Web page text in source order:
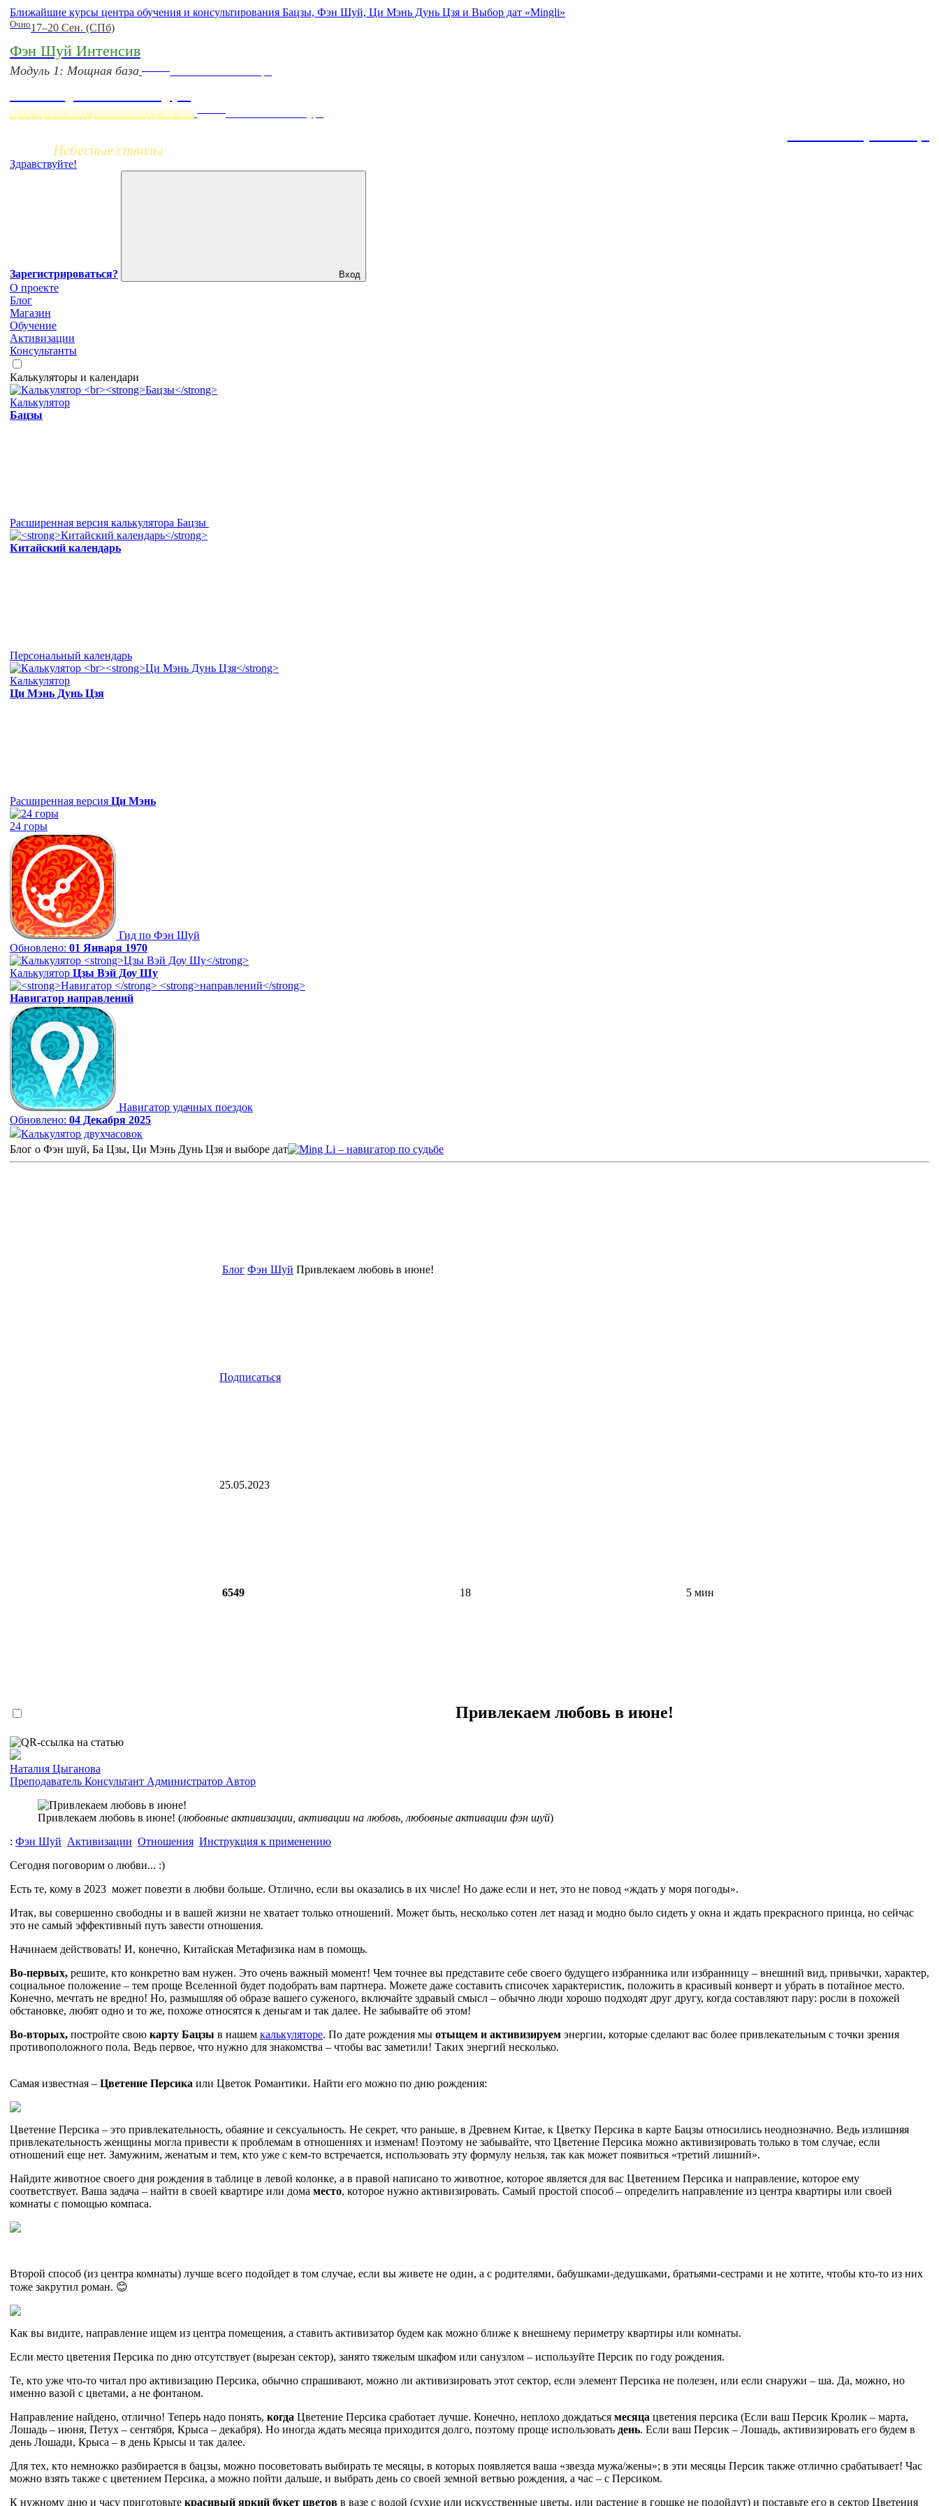
Ближайшие курсы центра обучения и консультирования Бацзы, Фэн Шуй, Ци Мэнь Дунь Цзя и Выбор дат «Mingli»
Очно17–20 Сен. (СПб)
Фэн Шуй Интенсив
Модуль 1: Мощная база
пространство, работающее на вас
Небесные стволы
Здравствуйте!
Зарегистрироваться? Вход
О проекте
Блог
Магазин
Обучение
Активизации
Консультанты
Калькуляторы и календари
Калькулятор
Бацзы
Расширенная версия калькулятора Бацзы
Китайский календарь
Персональный календарь
Калькулятор
Ци Мэнь Дунь Цзя
Расширенная версия Ци Мэнь
24 горы
Гид по Фэн Шуй
Обновлено: 01 Января 1970
Калькулятор Цзы Вэй Доу Шу
Навигатор направлений
Навигатор удачных поездок
Обновлено: 04 Декабря 2025
Калькулятор двухчасовок
Блог о Фэн шуй, Ба Цзы, Ци Мэнь Дунь Цзя и выборе дат
Блог Фэн Шуй Привлекаем любовь в июне!
Подписаться
25.05.2023
6549 18 5 мин
Привлекаем любовь в июне!
Наталия Цыганова
Преподаватель Консультант Администратор Автор
Привлекаем любовь в июне! (любовные активизации, активации на любовь, любовные активации фэн шуй)
: Фэн Шуй Активизации Отношения Инструкция к применению
Сегодня поговорим о любви... :)
Есть те, кому в 2023 может повезти в любви больше. Отлично, если вы оказались в их числе! Но даже если и нет, это не повод «ждать у моря погоды».
Итак, вы совершенно свободны и в вашей жизни не хватает только отношений. Может быть, несколько сотен лет назад и модно было сидеть у окна и ждать прекрасного принца, но сейчас
это не самый эффективный путь завести отношения.
Начинаем действовать! И, конечно, Китайская Метафизика нам в помощь.
Во-первых, решите, кто конкретно вам нужен. Это очень важный момент! Чем точнее вы представите себе своего будущего избранника или избранницу – внешний вид, привычки, характер,
социальное положение – тем проще Вселенной будет подобрать вам партнера. Можете даже составить списочек характеристик, положить в красивый конверт и убрать в потайное место.
Конечно, мечтать не вредно! Но, размышляя об образе вашего суженого, включайте здравый смысл – обычно люди хорошо подходят друг другу, когда составляют пару: росли в похожей
обстановке, любят одно и то же, похоже относятся к деньгам и так далее. Не забывайте об этом!
Во-вторых, постройте свою карту Бацзы в нашем калькуляторе. По дате рождения мы отыщем и активизируем энергии, которые сделают вас более привлекательным с точки зрения
противоположного пола. Ведь первое, что нужно для знакомства – чтобы вас заметили! Таких энергий несколько.
Самая известная – Цветение Персика или Цветок Романтики. Найти его можно по дню рождения:
Цветение Персика – это привлекательность, обаяние и сексуальность. Не секрет, что раньше, в Древнем Китае, к Цветку Персика в карте Бацзы относились неоднозначно. Ведь излишняя
привлекательность женщины могла привести к проблемам в отношениях и изменам! Поэтому не забывайте, что Цветение Персика можно активизировать только в том случае, если
отношений еще нет. Замужним, женатым и тем, кто уже с кем-то встречается, использовать эту формулу нельзя, так как может появиться «третий лишний».
Найдите животное своего дня рождения в таблице в левой колонке, а в правой написано то животное, которое является для вас Цветением Персика и направление, которое ему
соответствует. Ваша задача – найти в своей квартире или дома место, которое нужно активизировать. Самый простой способ – определить направление из центра квартиры или своей
комнаты с помощью компаса.
Второй способ (из центра комнаты) лучше всего подойдет в том случае, если вы живете не один, а с родителями, бабушками-дедушками, братьями-сестрами и не хотите, чтобы кто-то из них
тоже закрутил роман. 😊
Как вы видите, направление ищем из центра помещения, а ставить активизатор будем как можно ближе к внешнему периметру квартиры или комнаты.
Если место цветения Персика по дню отсутствует (вырезан сектор), занято тяжелым шкафом или санузлом – используйте Персик по году рождения.
Те, кто уже что-то читал про активизацию Персика, обычно спрашивают, можно ли активизировать этот сектор, если элемент Персика не полезен, или если снаружи – ша. Да, можно, но
именно вазой с цветами, а не фонтаном.
Направление найдено, отлично! Теперь надо понять, когда Цветение Персика сработает лучше. Конечно, неплохо дождаться месяца цветения персика (Если ваш Персик Кролик – марта,
Лошадь – июня, Петух – сентября, Крыса – декабря). Но иногда ждать месяца приходится долго, поэтому проще использовать день. Если ваш Персик – Лошадь, активизировать его будем в
день Лошади, Крыса – в день Крысы и так далее.
Для тех, кто немножко разбирается в бацзы, можно посоветовать выбирать те месяцы, в которых появляется ваша «звезда мужа/жены»; в эти месяцы Персик также отлично срабатывает! Час
можно взять также с цветением Персика, а можно пойти дальше, и выбрать день со своей земной ветвью рождения, а час – с Персиком.
К нужному дню и часу приготовьте красивый яркий букет цветов в вазе с водой (сухие или искусственные цветы, или растение в горшке не подойдут) и поставьте его в сектор Цветения